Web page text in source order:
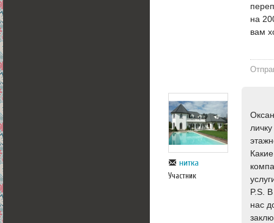
на
вам
нитка
Участник
P.S.
нас